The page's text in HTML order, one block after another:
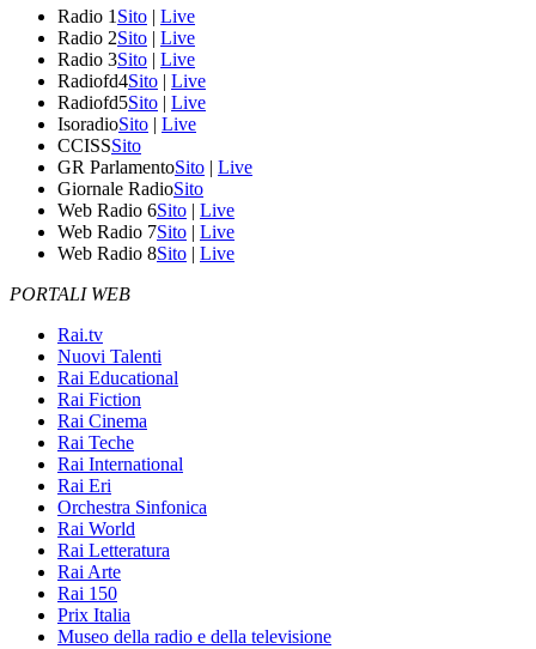
Radio 1 Sito | Live
Radio 2Sito | Live
Radio 3Sito | Live
Radiofd4Sito | Live
Radiofd5Sito | Live
IsoradioSito | Live
CCISSSito
GR ParlamentoSito | Live
Giornale RadioSito
Web Radio 6Sito | Live
Web Radio 7Sito | Live
Web Radio 8Sito | Live
PORTALI WEB
Rai.tv
Nuovi Talenti
Rai Educational
Rai Fiction
Rai Cinema
Rai Teche
Rai International
Rai Eri
Orchestra Sinfonica
Rai World
Rai Letteratura
Rai Arte
Rai 150
Prix Italia
Museo della radio e della televisione